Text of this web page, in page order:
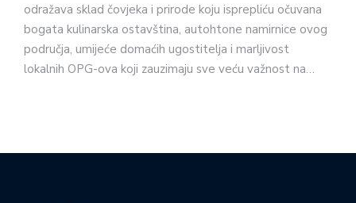
odražava sklad čovjeka i prirode koju isprepliću očuvana
bogata kulinarska ostavština, autohtone namirnice ovog
područja, umijeće domaćih ugostitelja i marljivost
lokalnih OPG-ova koji zauzimaju sve veću važnost na…